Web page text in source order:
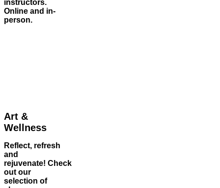
instructors.
Online and in-
person.
Art &
Wellness
Reflect, refresh
and
rejuvenate! Check
out our
selection of